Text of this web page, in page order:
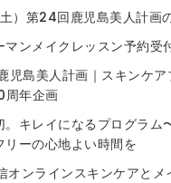
）第24回鹿児島美人計画
マンメイクレッスン予約受
児島美人計画｜スキンケア
周年企画
。キレイになるプログラム
リーの心地よい時間を
オンラインスキンケアとメ